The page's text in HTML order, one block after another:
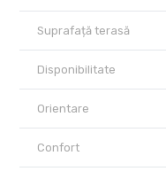
Suprafață terasă
Disponibilitate
Orientare
Confort